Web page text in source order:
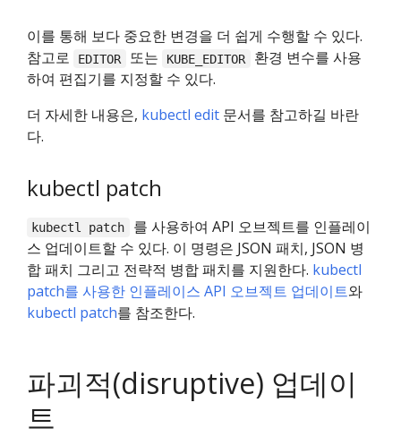
이를 통해 보다 중요한 변경을 더 쉽게 수행할 수 있다.
참고로
EDITOR 또는 KUBE_EDITOR
환경 변수를 사용
하여 편집기를 지정할 수 있다.
더 자세한 내용은, kubectl edit 문서를 참고하길 바란
다.
kubectl patch
kubectl patch
를 사용하여 API 오브젝트를 인플레이
스 업데이트할 수 있다. 이 명령은 JSON 패치, JSON 병
합 패치 그리고 전략적 병합 패치를 지원한다. kubectl
patch를 사용한 인플레이스 API 오브젝트 업데이트와
kubectl patch를 참조한다.
파괴적(disruptive) 업데이
트